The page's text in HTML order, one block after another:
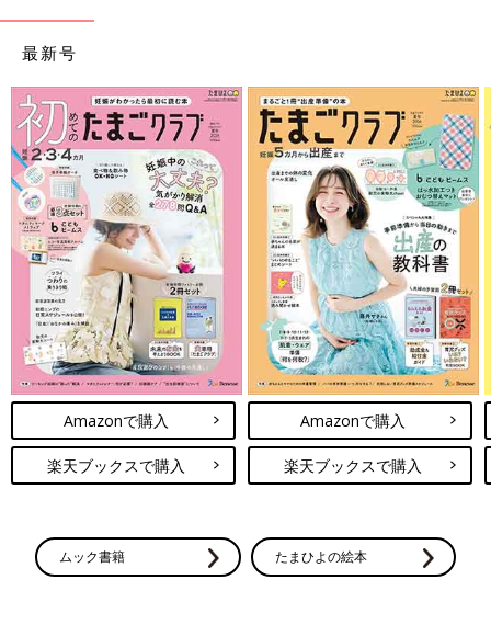
最新号
Amazonで購入
楽天ブックスで購入
Amazonで購入
楽天ブックスで購入
ムック書籍 たまひよの絵本